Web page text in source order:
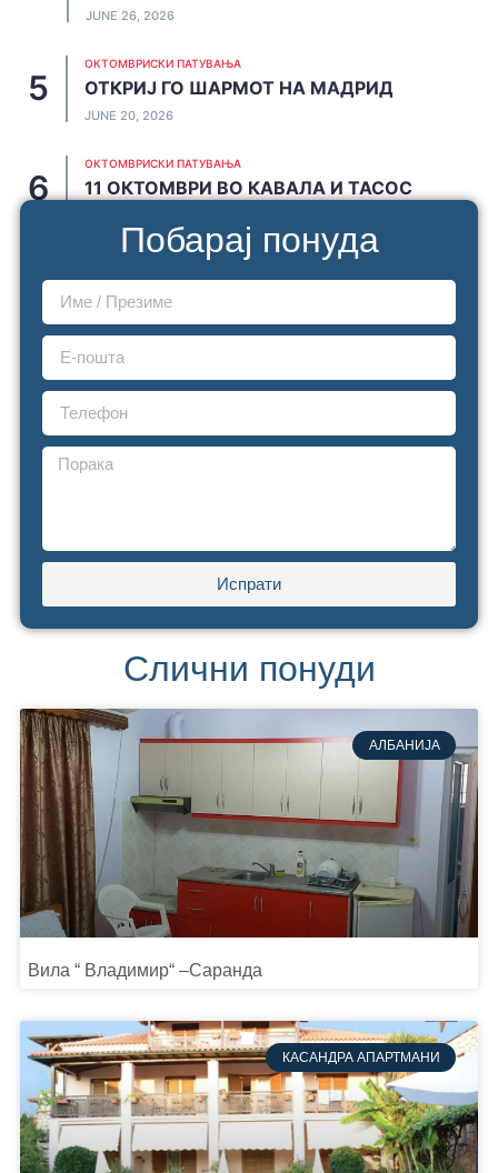
JUNE 26, 2026
ОКТОМВРИСКИ ПАТУВАЊА
ОТКРИЈ ГО ШАРМОТ НА МАДРИД
JUNE 20, 2026
ОКТОМВРИСКИ ПАТУВАЊА
11 ОКТОМВРИ ВО КАВАЛА И ТАСОС
Побарај понуда
Испрати
Слични понуди
АЛБАНИЈА
Вила “ Владимир“ –Саранда
КАСАНДРА АПАРТМАНИ